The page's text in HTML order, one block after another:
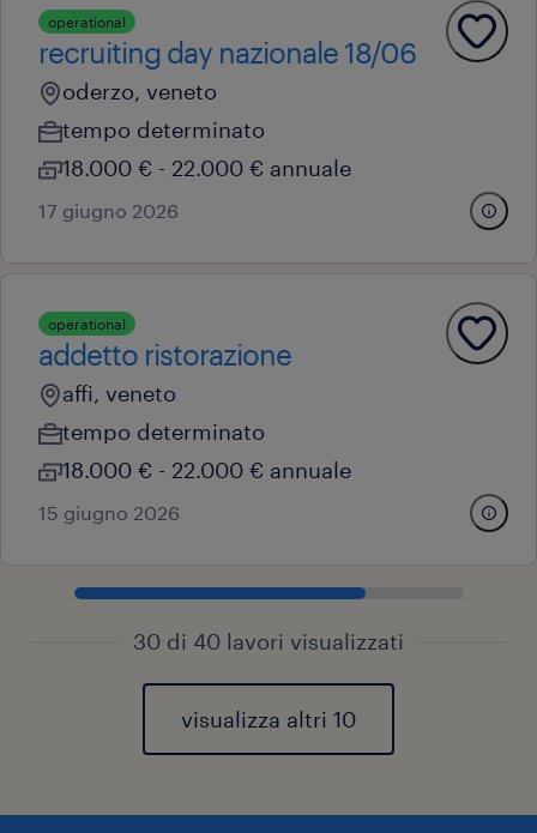
operational
recruiting day nazionale 18/06
oderzo, veneto
tempo determinato
18.000 € - 22.000 € annuale
17 giugno 2026
operational
addetto ristorazione
affi, veneto
tempo determinato
18.000 € - 22.000 € annuale
15 giugno 2026
30 di 40 lavori visualizzati
visualizza altri 10